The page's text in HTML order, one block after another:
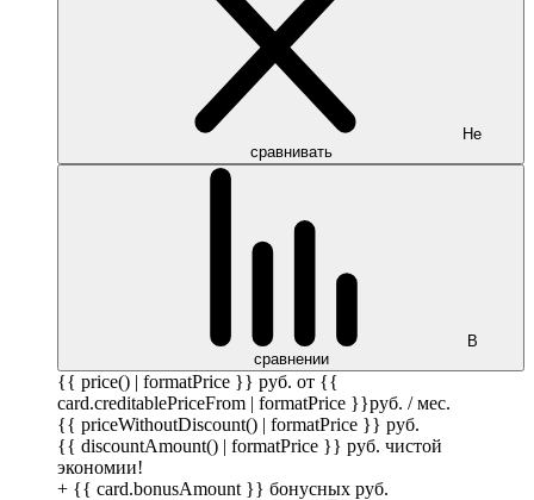
Не
сравнивать
В
сравнении
{{ price() | formatPrice }} руб. от {{
card.creditablePriceFrom | formatPrice }}руб. / мес.
{{ priceWithoutDiscount() | formatPrice }} руб.
{{ discountAmount() | formatPrice }} руб. чистой
экономии!
+ {{ card.bonusAmount }} бонусных руб.